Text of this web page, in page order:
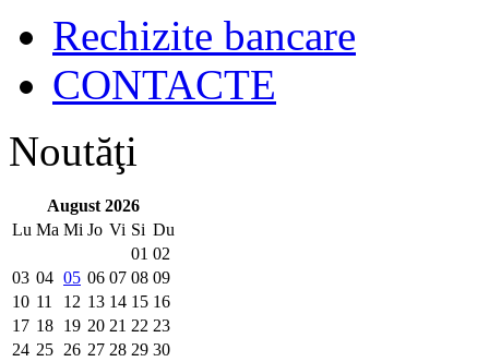
Rechizite bancare
CONTACTE
Noutăţi
August 2026
Lu Ma Mi Jo Vi Si Du
01 02
03 04 05 06 07 08 09
10 11 12 13 14 15 16
17 18 19 20 21 22 23
24 25 26 27 28 29 30